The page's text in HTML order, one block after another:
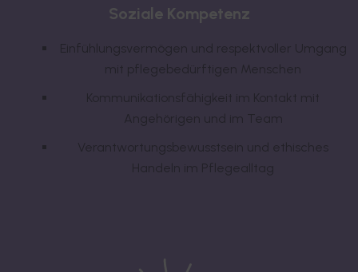
Soziale Kompetenz
Einfühlungsvermögen und respektvoller Umgang
mit pflegebedürftigen Menschen
Kommunikationsfähigkeit im Kontakt mit
Angehörigen und im Team
Verantwortungsbewusstsein und ethisches
Handeln im Pflegealltag